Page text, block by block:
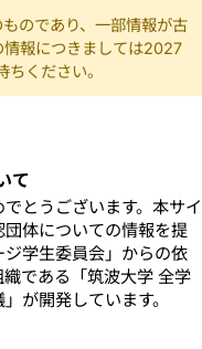
のであり、一部情報が古
情報につきましては2027
ください。
て
とうございます。本サイ
団体についての情報を提
学生委員会」からの依
である「筑波大学 全学
が開発しています。